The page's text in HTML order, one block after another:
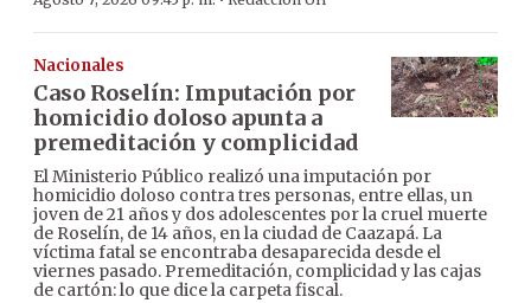
Nacionales
Caso Roselín: Imputación por
homicidio doloso apunta a
premeditación y complicidad
El Ministerio Público realizó una imputación por
homicidio doloso contra tres personas, entre ellas, un
joven de 21 años y dos adolescentes por la cruel muerte
de Roselín, de 14 años, en la ciudad de Caazapá. La
víctima fatal se encontraba desaparecida desde el
viernes pasado. Premeditación, complicidad y las cajas
de cartón: lo que dice la carpeta fiscal.